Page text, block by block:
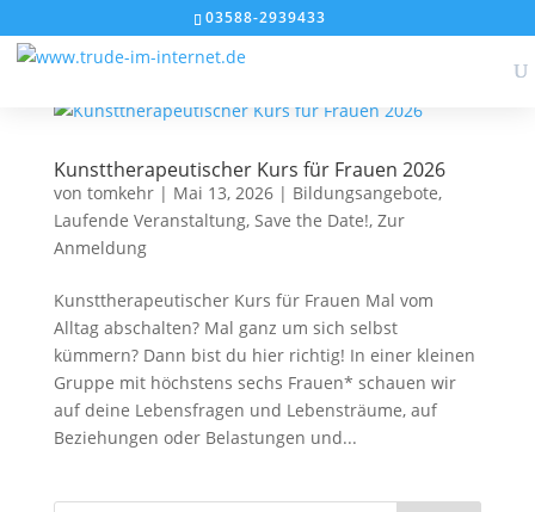
03588-2939433
Kunsttherapeutischer Kurs für Frauen 2026
von tomkehr| Mai 13, 2026| Bildungsangebote,
Laufende Veranstaltung, Save the Date!, Zur
Anmeldung
Kunsttherapeutischer Kurs für Frauen Mal vom
Alltag abschalten? Mal ganz um sich selbst
kümmern? Dann bist du hier richtig! In einer kleinen
Gruppe mit höchstens sechs Frauen* schauen wir
auf deine Lebensfragen und Lebensträume, auf
Beziehungen oder Belastungen und...